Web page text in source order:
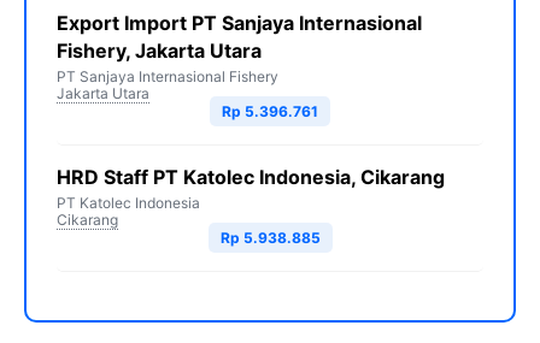
Export Import PT Sanjaya Internasional
Fishery, Jakarta Utara
PT Sanjaya Internasional Fishery
Jakarta Utara
Rp 5.396.761
HRD Staff PT Katolec Indonesia, Cikarang
PT Katolec Indonesia
Cikarang
Rp 5.938.885